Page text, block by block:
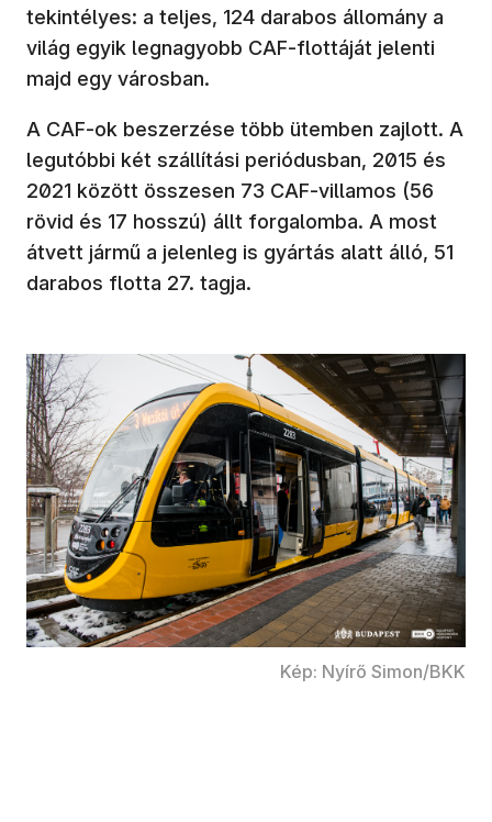
tekintélyes: a teljes, 124 darabos állomány a
világ egyik legnagyobb CAF-flottáját jelenti
majd egy városban.
A CAF-ok beszerzése több ütemben zajlott. A
legutóbbi két szállítási periódusban, 2015 és
2021 között összesen 73 CAF-villamos (56
rövid és 17 hosszú) állt forgalomba. A most
átvett jármű a jelenleg is gyártás alatt álló, 51
darabos flotta 27. tagja.
Kép: Nyírő Simon/BKK